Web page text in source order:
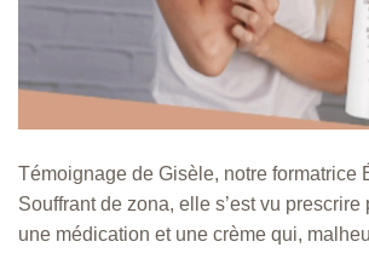
Témoignage de Gisèle, notre formatrice
Souffrant de zona, elle s’est vu prescrire
une médication et une crème qui,